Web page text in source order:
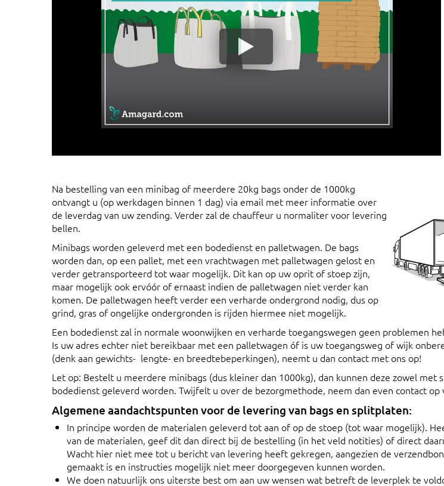
Na bestelling van een minibag of meerdere 20kg bags onder de 1000kg
ontvangt u (op werkdagen binnen 1 dag) via email met meer informatie over
de leverdag van uw zending. Verder zal de chauffeur u normaliter voor levering
bellen.
Minibags worden geleverd met een bodedienst en palletwagen. De bags
worden dan, op een pallet, met een vrachtwagen met palletwagen gelost en
verder getransporteerd tot waar mogelijk. Dit kan op uw oprit of stoep zijn,
maar mogelijk ook ervóór of ernaast indien de palletwagen niet verder kan
komen. De palletwagen heeft verder een verharde ondergrond nodig, dus op
grind, gras of ongelijke ondergronden is rijden hiermee niet mogelijk.
Een bodedienst zal in normale woonwijken en verharde toegangswegen geen problemen
Is uw adres echter niet bereikbaar met een palletwagen óf is uw toegangsweg of wijk
(denk aan gewichts- lengte- en breedtebeperkingen), neemt u dan contact met ons op!
Let op: Bestelt u meerdere minibags (dus kleiner dan 1000kg), dan kunnen deze zowel met
bodedienst geleverd worden. Twijfelt u over de bezorgmethode, neem dan even contact
Algemene aandachtspunten voor de levering van bags en splitplaten:
In principe worden de materialen geleverd tot aan of op de stoep (tot waar mogelijk).
van de materialen, geef dit dan direct bij de bestelling (in het veld notities) of direct
Wacht hier niet mee tot u bericht van levering heeft gekregen, aangezien de
gemaakt is en instructies mogelijk niet meer doorgegeven kunnen worden.
We doen natuurlijk ons uiterste best om aan uw wensen wat betreft de leverplek te